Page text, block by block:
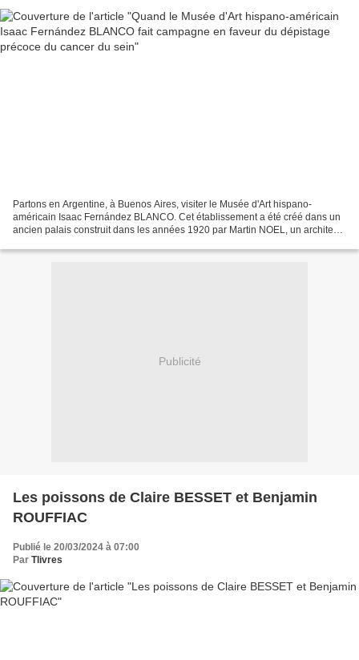
Partons en Argentine, à Buenos Aires, visiter le Musée d'Art hispano-
américain Isaac Fernández BLANCO. Cet établissement a été créé dans un
ancien palais construit dans les années 1920 par Martin NOEL, un architecte
Publicité
Les poissons de Claire BESSET et Benjamin
ROUFFIAC
Publié le 20/03/2024 à 07:00
Par Tlivres